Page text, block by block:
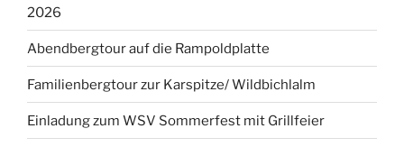
2026
Abendbergtour auf die Rampoldplatte
Familienbergtour zur Karspitze/ Wildbichlalm
Einladung zum WSV Sommerfest mit Grillfeier